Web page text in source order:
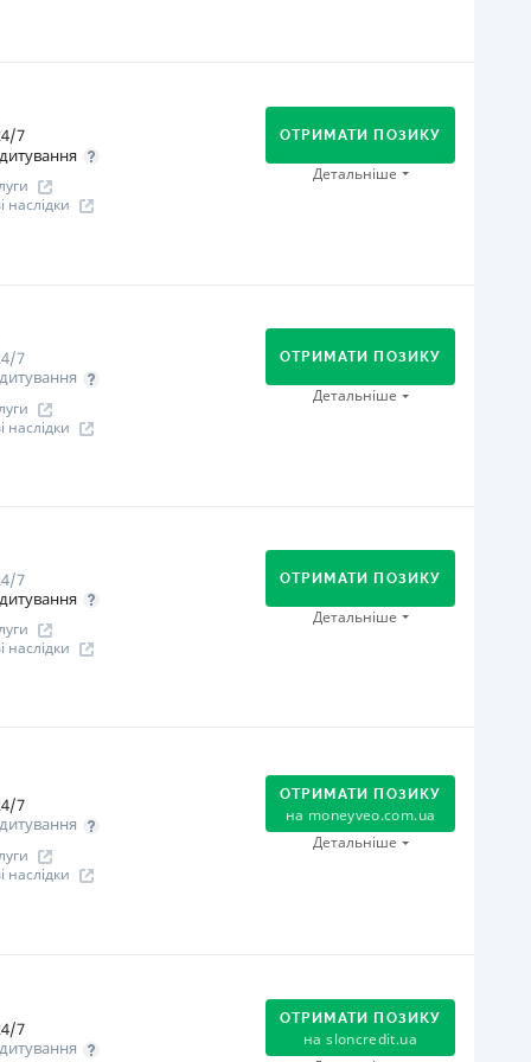
Онлайн (через сайт або інтернет-банкінг)
Оплата на розрахунковий рахунок
Через термінали самообслуговування
НБУ
7
ОТРИМАТИ ПОЗИКУ
Детальніше
Оплата на розрахунковий рахунок
Онлайн (через сайт або інтернет-банкінг)
НБУ
переоформлена 07.03.2024 р.
7
ОТРИМАТИ ПОЗИКУ
Детальніше
переоформлена 07.03.2024р.
інформація про кредит
7
ОТРИМАТИ ПОЗИКУ
Детальніше
Онлайн (через сайт або інтернет-банкінг)
Через термінали Приватбанку
Через термінали самообслуговування
НБУ
7
ОТРИМАТИ ПОЗИКУ
на moneyveo.com.ua
Детальніше
Онлайн (через сайт або інтернет-банкінг)
Через термінали Приватбанку
7
ОТРИМАТИ ПОЗИКУ
на sloncredit.ua